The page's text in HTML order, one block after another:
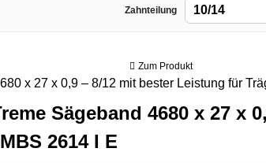
Zahnteilung 10/14
Zum Produkt
Sägeband 4680 x 27 x
2614 I E